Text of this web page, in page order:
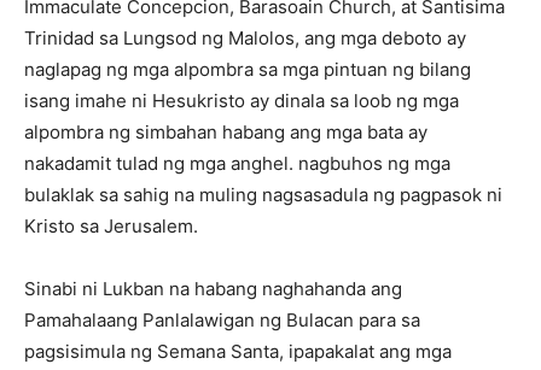
Immaculate Concepcion, Barasoain Church, at Santisima
Trinidad sa Lungsod ng Malolos, ang mga deboto ay
naglapag ng mga alpombra sa mga pintuan ng bilang
isang imahe ni Hesukristo ay dinala sa loob ng mga
alpombra ng simbahan habang ang mga bata ay
nakadamit tulad ng mga anghel. nagbuhos ng mga
bulaklak sa sahig na muling nagsasadula ng pagpasok ni
Kristo sa Jerusalem.
Sinabi ni Lukban na habang naghahanda ang
Pamahalaang Panlalawigan ng Bulacan para sa
pagsisimula ng Semana Santa, ipapakalat ang mga